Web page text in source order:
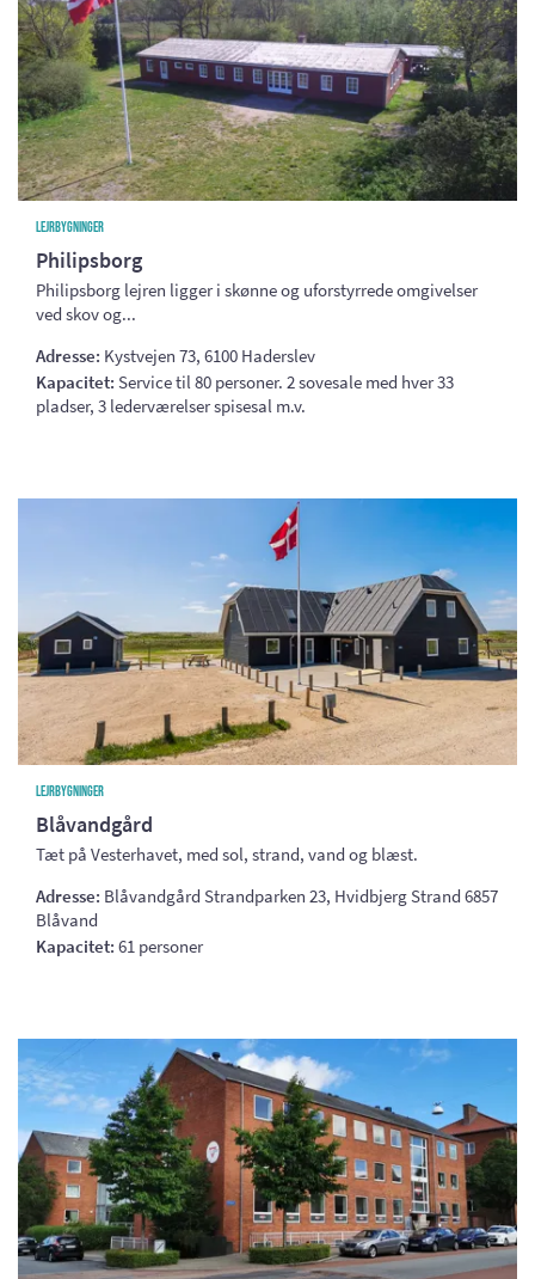
Lejrbygninger
Philipsborg
Philipsborg lejren ligger i skønne og uforstyrrede omgivelser
ved skov og...
Adresse: Kystvejen 73, 6100 Haderslev
Kapacitet: Service til 80 personer. 2 sovesale med hver 33
pladser, 3 lederværelser spisesal m.v.
Lejrbygninger
Blåvandgård
Tæt på Vesterhavet, med sol, strand, vand og blæst.
Adresse: Blåvandgård Strandparken 23, Hvidbjerg Strand 6857
Blåvand
Kapacitet: 61 personer